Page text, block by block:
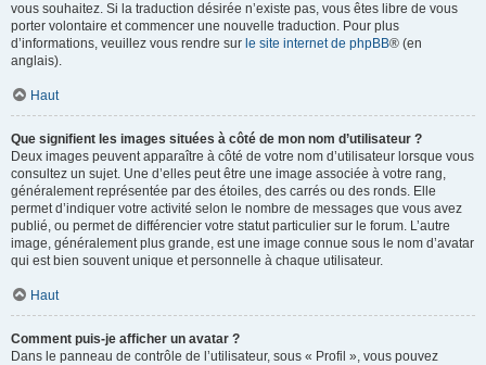
vous souhaitez. Si la traduction désirée n’existe pas, vous êtes libre de vous
porter volontaire et commencer une nouvelle traduction. Pour plus
d’informations, veuillez vous rendre sur le site internet de phpBB® (en
anglais).
Haut
Que signifient les images situées à côté de mon nom d’utilisateur ?
Deux images peuvent apparaître à côté de votre nom d’utilisateur lorsque vous
consultez un sujet. Une d’elles peut être une image associée à votre rang,
généralement représentée par des étoiles, des carrés ou des ronds. Elle
permet d’indiquer votre activité selon le nombre de messages que vous avez
publié, ou permet de différencier votre statut particulier sur le forum. L’autre
image, généralement plus grande, est une image connue sous le nom d’avatar
qui est bien souvent unique et personnelle à chaque utilisateur.
Haut
Comment puis-je afficher un avatar ?
Dans le panneau de contrôle de l’utilisateur, sous « Profil », vous pouvez